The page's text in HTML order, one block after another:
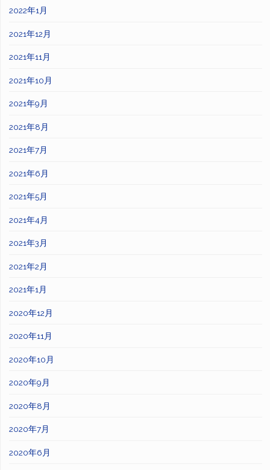
2022年1月
2021年12月
2021年11月
2021年10月
2021年9月
2021年8月
2021年7月
2021年6月
2021年5月
2021年4月
2021年3月
2021年2月
2021年1月
2020年12月
2020年11月
2020年10月
2020年9月
2020年8月
2020年7月
2020年6月